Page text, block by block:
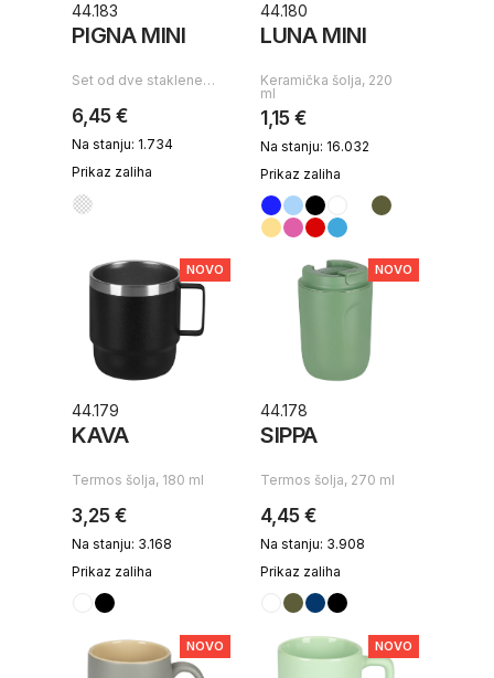
44.183
PIGNA MINI
Set od dve staklene…
6,45 €
Na stanju: 1.734
Prikaz zaliha
44.180
LUNA MINI
Keramička šolja, 220
ml
1,15 €
Na stanju: 16.032
Prikaz zaliha
NOVO
44.179
KAVA
Termos šolja, 180 ml
3,25 €
Na stanju: 3.168
Prikaz zaliha
NOVO
44.178
SIPPA
Termos šolja, 270 ml
4,45 €
Na stanju: 3.908
Prikaz zaliha
NOVO NOVO